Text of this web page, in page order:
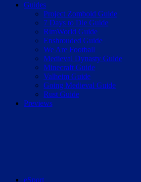
Guides
Project Zomboid Guide
7 Days to Die Guide
RimWorld Guide
Enshrouded Guide
We Are Football
Medieval Dynasty Guide
Minecraft Guide
Valheim Guide
Going Medieval Guide
Rust Guide
Previews
eSport